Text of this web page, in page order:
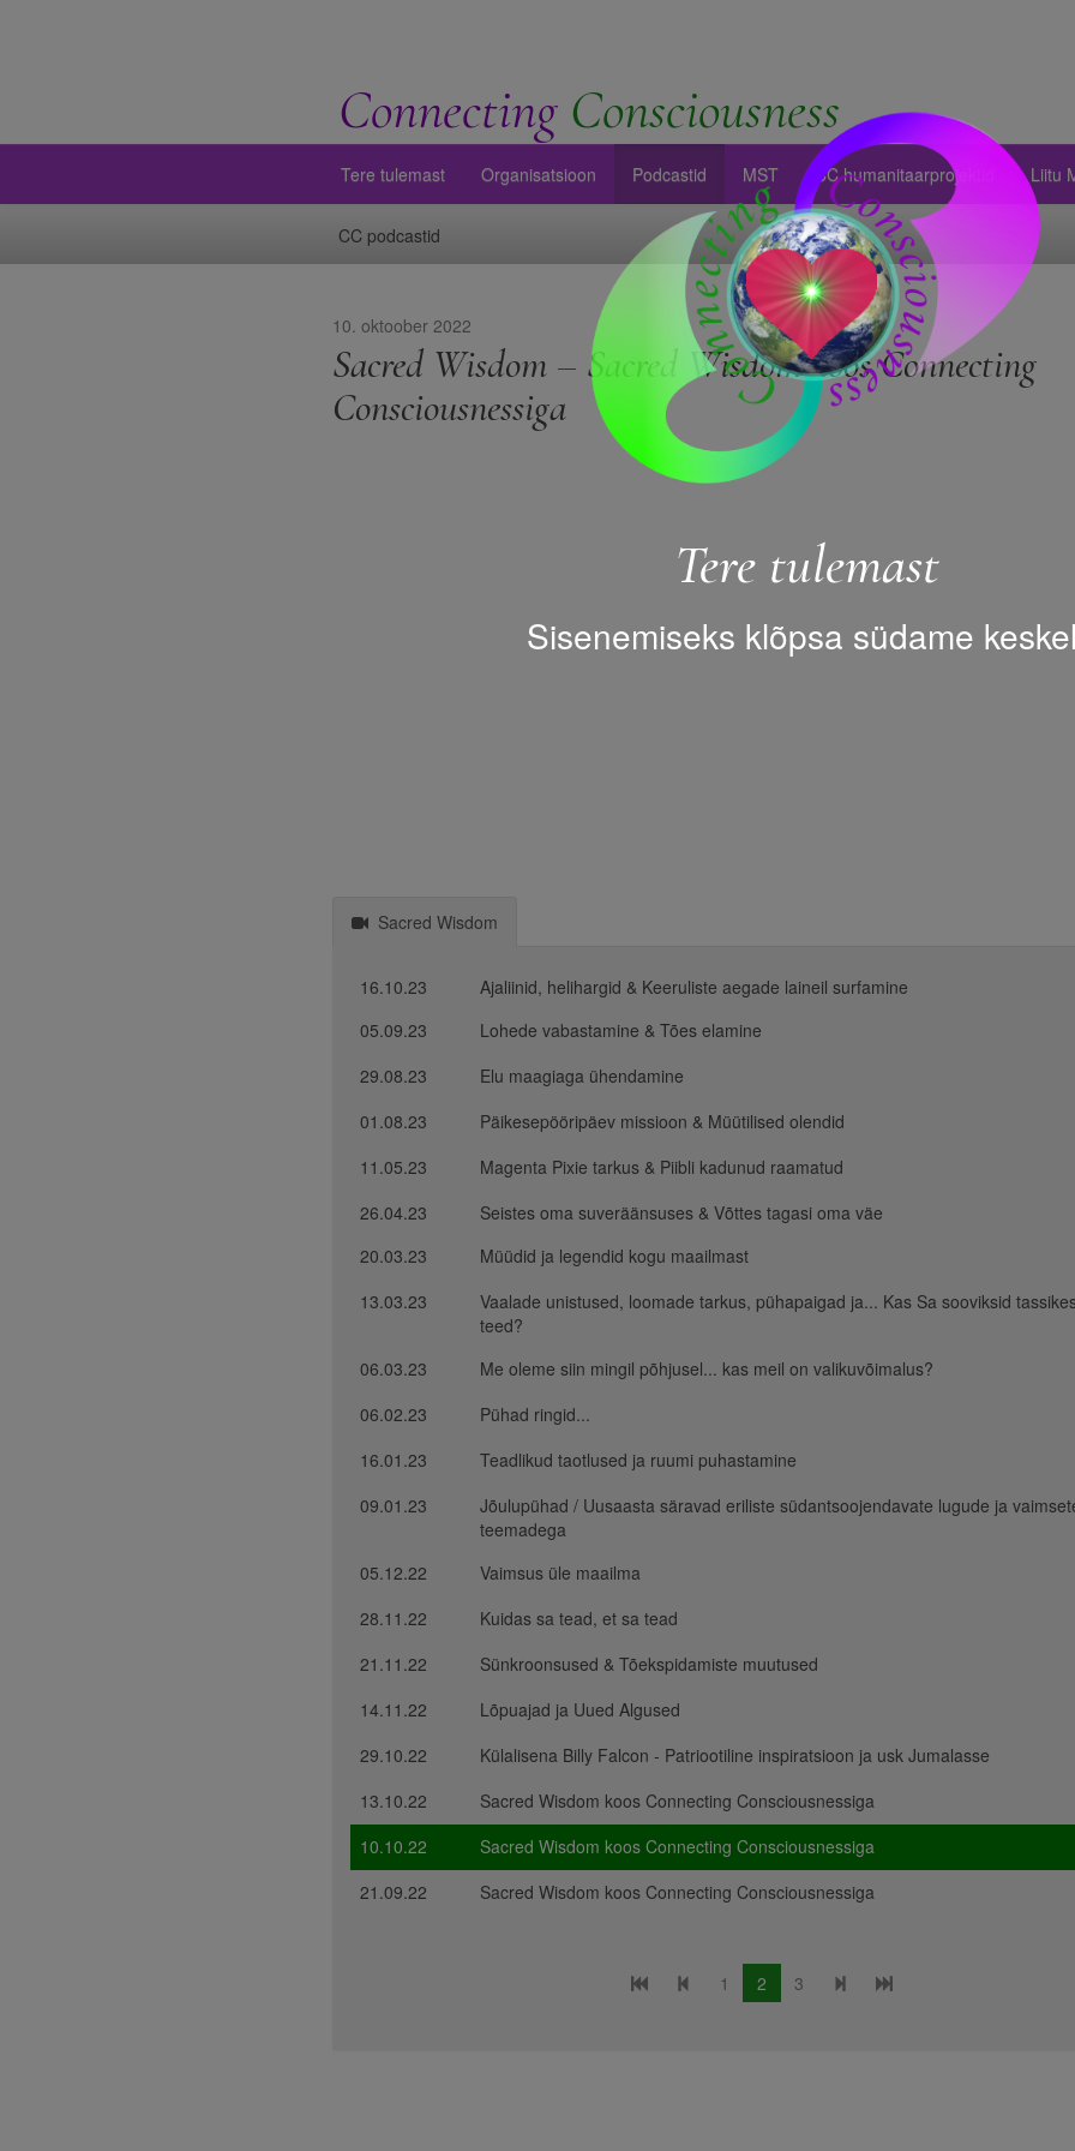
Tere tulemast
Sisenemiseks klõpsa südame
Connecting Consciousness
Tere tulemast Organisatsioon Podcastid MST CC humanitaarprojektid Liitu
CC podcastid
10. oktoober 2022
Sacred Wisdom – Sacred Wisdom koos Connecting
Consciousnessiga
Sacred Wisdom
16.10.23
Ajaliinid, helihargid & Keeruliste aegade laineil surfamine
05.09.23
Lohede vabastamine & Tões elamine
29.08.23
Elu maagiaga ühendamine
01.08.23
Päikesepööripäev missioon & Müütilised olendid
11.05.23
Magenta Pixie tarkus & Piibli kadunud raamatud
26.04.23
Seistes oma suveräänsuses & Võttes tagasi oma väe
20.03.23
Müüdid ja legendid kogu maailmast
13.03.23
Vaalade unistused, loomade tarkus, pühapaigad ja... Kas Sa sooviksid
teed?
06.03.23
Me oleme siin mingil põhjusel... kas meil on valikuvõimalus?
06.02.23
Pühad ringid...
16.01.23
Teadlikud taotlused ja ruumi puhastamine
09.01.23
Jõulupühad / Uusaasta säravad eriliste südantsoojendavate lugude ja
teemadega
05.12.22
Vaimsus üle maailma
28.11.22
Kuidas sa tead, et sa tead
21.11.22
Sünkroonsused & Tõekspidamiste muutused
14.11.22
Lõpuajad ja Uued Algused
29.10.22
Külalisena Billy Falcon - Patriootiline inspiratsioon ja usk Jumalasse
13.10.22
Sacred Wisdom koos Connecting Consciousnessiga
10.10.22
Sacred Wisdom koos Connecting Consciousnessiga
21.09.22
Sacred Wisdom koos Connecting Consciousnessiga
1 2 3